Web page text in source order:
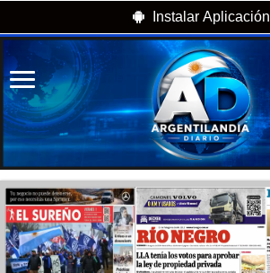
Instalar Aplicación